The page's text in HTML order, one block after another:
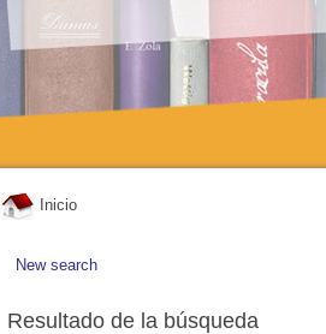
Inicio
New search
Resultado de la búsqueda